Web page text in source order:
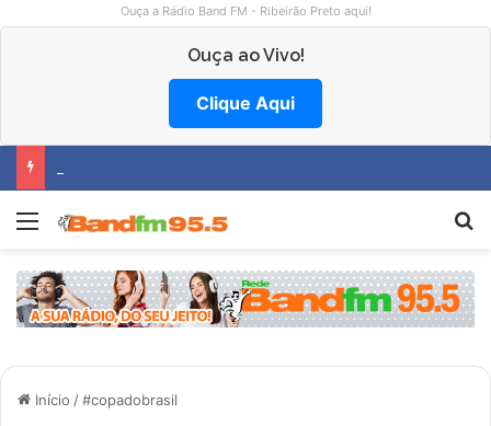
Ouça a Rádio Band FM - Ribeirão Preto aqui!
Ouça ao Vivo!
Clique Aqui
Menu
Início /#copadobrasil